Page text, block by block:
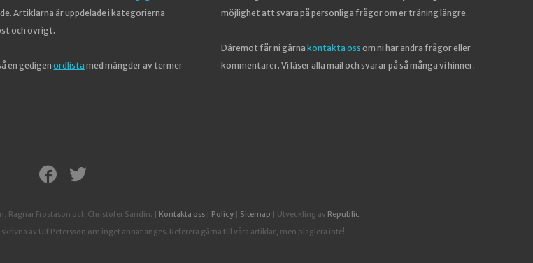
Artiklarna är uppdelade i kategorierna
och övrigt.
en gedigenordlista med mängder av termer
möjlighet att svara på personliga frågor om er träning längre.
Däremot får ni gärna kontakta oss om ni har andra frågor eller
kommentarer. Vi läser alla mail och svarar på så många vi hinner.
Ragnar Frostason och Christofer Sandin. Kontakta oss Policy Sitemap | Utveckling av Republic
av Ulf Petersson om inget annat anges. Referera gärna till våra artiklar, men plagiera inte!